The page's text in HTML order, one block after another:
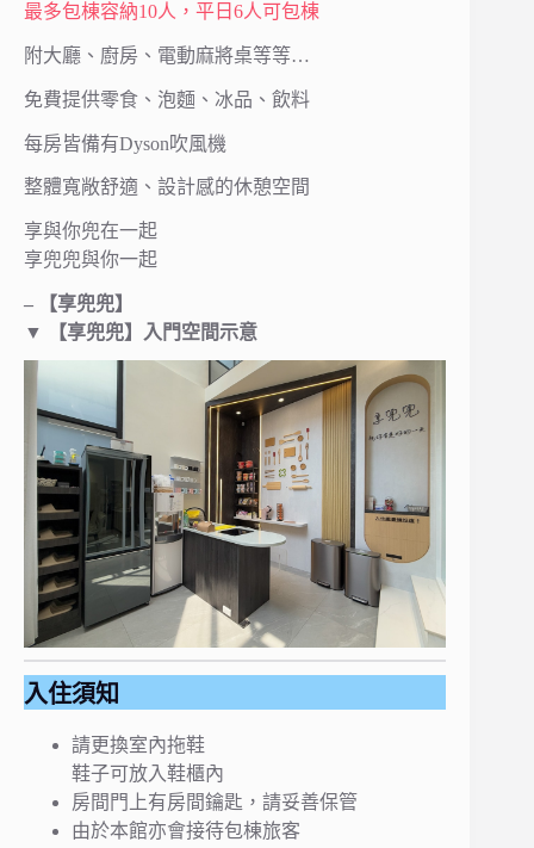
最多包棟容納10人，平日6人可包棟
附大廳、廚房、電動麻將桌等等…
免費提供零食、泡麵、冰品、飲料
每房皆備有Dyson吹風機
整體寬敞舒適、設計感的休憩空間
享與你兜在一起
享兜兜與你一起
– 【享兜兜】
▼ 【享兜兜】入門空間示意
入住須知
請更換室內拖鞋
鞋子可放入鞋櫃內
房間門上有房間鑰匙，請妥善保管
由於本館亦會接待包棟旅客